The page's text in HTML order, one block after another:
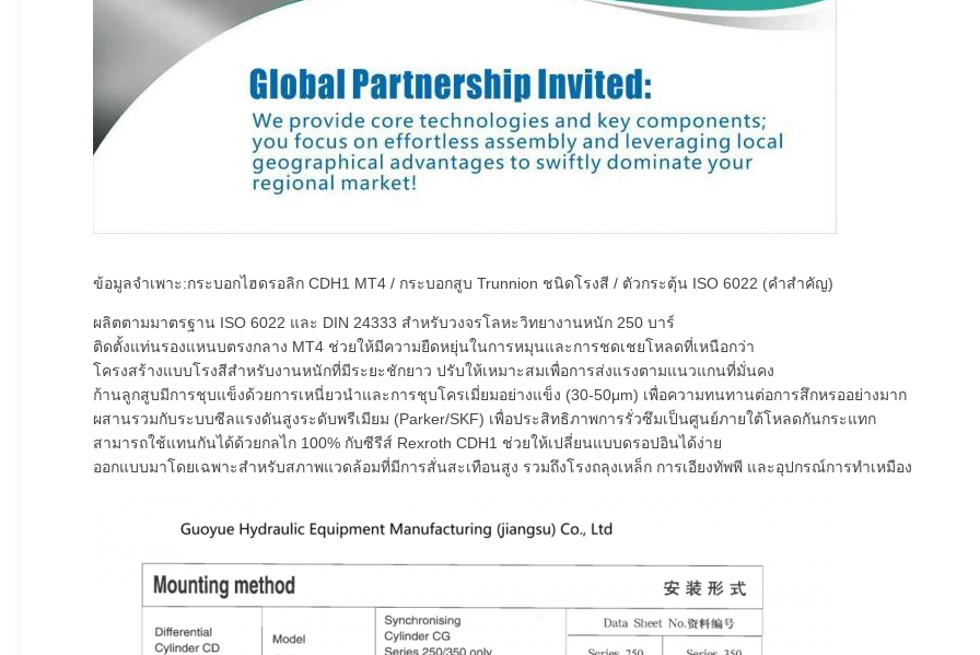
ข้อมูลจำเพาะ:กระบอกไฮดรอลิก CDH1 MT4 / กระบอกสูบ Trunnion ชนิดโรงสี / ตัวกระตุ้น ISO 6022 (คำสำคัญ)
ผลิตตามมาตรฐาน ISO 6022 และ DIN 24333 สำหรับวงจรโลหะวิทยางานหนัก 250 บาร์
ติดตั้งแท่นรองแหนบตรงกลาง MT4 ช่วยให้มีความยืดหยุ่นในการหมุนและการชดเชยโหลดที่เหนือกว่า
โครงสร้างแบบโรงสีสำหรับงานหนักที่มีระยะชักยาว ปรับให้เหมาะสมเพื่อการส่งแรงตามแนวแกนที่มั่นคง
ก้านลูกสูบมีการชุบแข็งด้วยการเหนี่ยวนำและการชุบโครเมี่ยมอย่างแข็ง (30-50μm) เพื่อความทนทานต่อการสึกหรออย่างมาก
ผสานรวมกับระบบซีลแรงดันสูงระดับพรีเมียม (Parker/SKF) เพื่อประสิทธิภาพการรั่วซึมเป็นศูนย์ภายใต้โหลดกันกระแทก
สามารถใช้แทนกันได้ด้วยกลไก 100% กับซีรีส์ Rexroth CDH1 ช่วยให้เปลี่ยนแบบดรอปอินได้ง่าย
ออกแบบมาโดยเฉพาะสำหรับสภาพแวดล้อมที่มีการสั่นสะเทือนสูง รวมถึงโรงถลุงเหล็ก การเอียงทัพพี และอุปกรณ์การทำเหมือง